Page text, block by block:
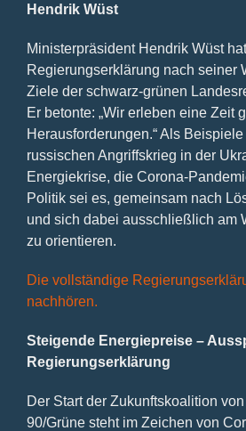
Hendrik Wüst
Ministerpräsident Hendrik Wüst
Regierungserklärung nach seiner
Ziele der schwarz-grünen
Er betonte: „Wir erleben eine Zeit
Herausforderungen.“ Als
russischen Angriffskrieg in der
Energiekrise, die Corona-
Politik sei es, gemeinsam nach
und sich dabei ausschließlich am
zu orientieren.
Die vollständige
nachhören.
Steigende Energiepreise –
Regierungserklärung
Der Start der Zukunftskoalition
90/Grüne steht im Zeichen von